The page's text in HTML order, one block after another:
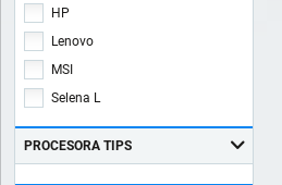
HP
Lenovo
MSI
Selena L
PROCESORA TIPS